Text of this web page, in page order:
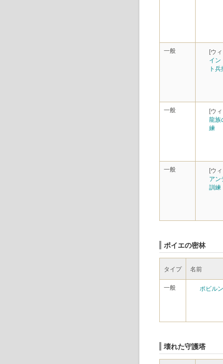
一般
[ウ
イン
ト
一般
[ウ
龍族
練
一般
[ウ
アン
訓練
ポイエの密林
タイプ 名前
一般 ポビル
壊れた守護塔